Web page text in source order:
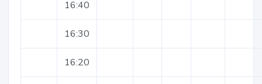
16:40
16:30
16:20